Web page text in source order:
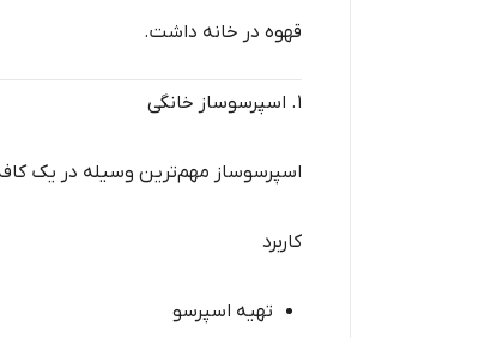
قهوه در خانه داشت.
۱. اسپرسوساز خانگی
اسپرسوساز مهم‌ترین وسیله در یک
کاربرد
تهیه اسپرسو